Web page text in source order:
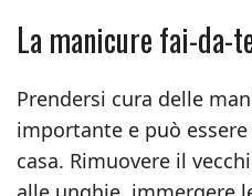
La manicure fai-da-
Prendersi cura delle
importante e può
casa. Rimuovere il